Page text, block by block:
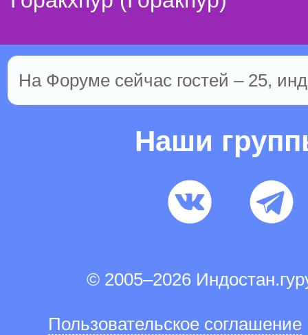
На Форуме сейчас гостей – 25,
Наши
© 2005–2026
Пользовательское соглашение